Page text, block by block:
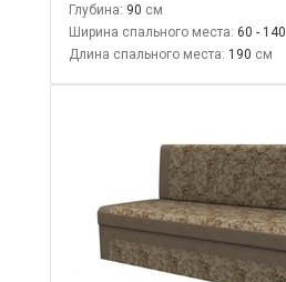
Глубина: 90
Ширина спального места: 60 - 140
Длина спального места: 190